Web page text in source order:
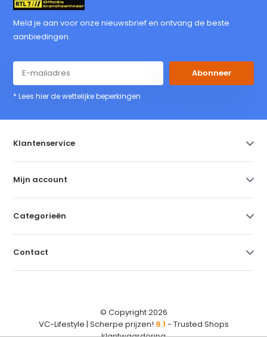
Meld je aan voor onze nieuwsbrief en ontvang de beste
aanbiedingen.
Abonneer
* Lees hier de wettelijke beperkingen
Klantenservice
Mijn account
Categorieën
Contact
© Copyright 2026
VC-Lifestyle | Scherpe prijzen! 9.1 - Trusted Shops